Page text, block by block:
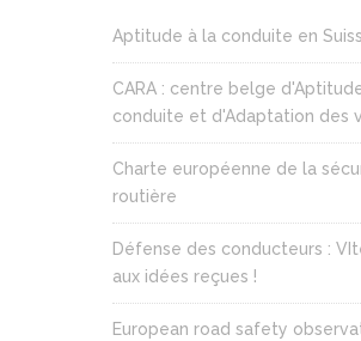
Aptitude à la conduite en
CARA : centre belge
conduite et d'Adaptation des
Charte européenne de la
routière
Défense des conducteurs :
aux idées reçues !
European road safety